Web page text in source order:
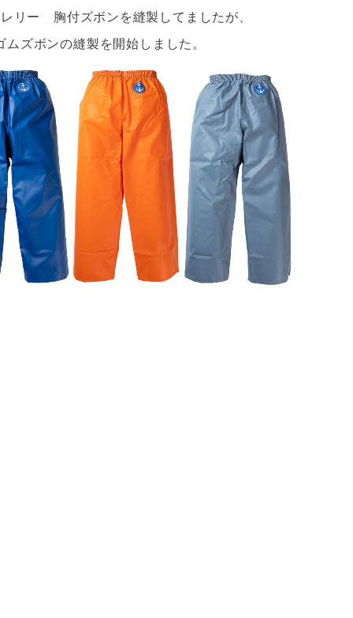
リー 胸付ズボンを縫製してましたが、
ムズボンの縫製を開始しました。